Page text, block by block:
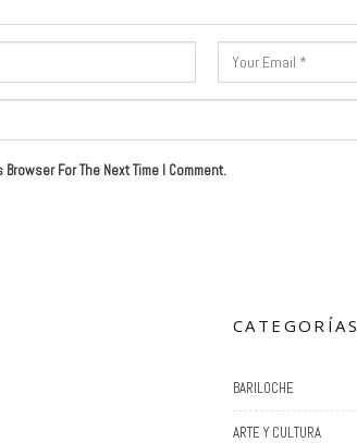
For The Next Time I Comment.
CATEGORÍAS
BARILOCHE
ARTE Y CULTURA